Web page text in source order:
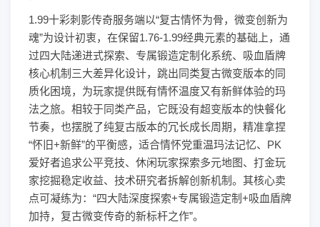
1.99十彩刺影传奇服务端以“复古情怀为骨，微变创新为
魂”为设计初衷，在保留1.76-1.99经典元素的基础上，通
过四大陆递进式探索、专属锻造定制化系统、吸血盾牌
核心机制三大差异化设计，跳出同类复古微变版本的同
质化困境，为玩家提供既有情怀温度又有新鲜体验的玛
法之旅。相较于同类产品，它既没有超变版本的快餐化
节奏，也摆脱了纯复古版本的冗长成长周期，精准拿捏
“怀旧+新鲜”的平衡感，适合情怀党重温玛法记忆、PK
爱好者追求公平竞技、休闲玩家探索多元地图、打金玩
家挖掘稳定收益、技术研究者拆解创新机制。其核心卖
点可凝练为：“四大陆深度探索+专属锻造定制+吸血盾牌
加持，复古微变传奇的新标杆之作”。